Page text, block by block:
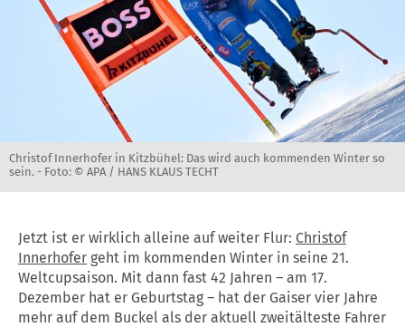
Christof Innerhofer in Kitzbühel: Das wird auch kommenden Winter so
sein. - Foto: © APA / HANS KLAUS TECHT
Jetzt ist er wirklich alleine auf weiter Flur: Christof
Innerhofer geht im kommenden Winter in seine 21.
Weltcupsaison. Mit dann fast 42 Jahren – am 17.
Dezember hat er Geburtstag – hat der Gaiser vier Jahre
mehr auf dem Buckel als der aktuell zweitälteste Fahrer